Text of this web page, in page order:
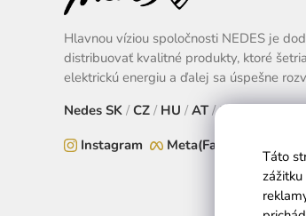
Hlavnou víziou spoločnosti NEDES je
distribuovať kvalitné produkty, ktoré šetria
elektrickú energiu a ďalej sa úspešne
Nedes SK / CZ / HU / AT /EU
Instagram
Meta(Facebook)
Táto